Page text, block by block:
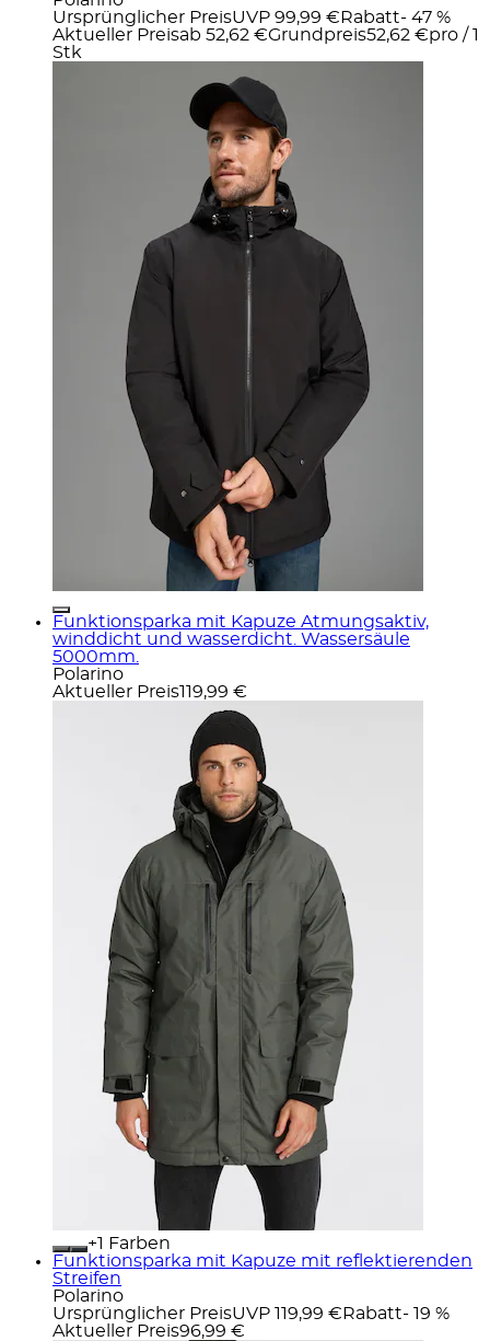
Ursprünglicher PreisUVP 99,99 € Rabatt- 47 %
Aktueller Preisab 52,62 €Grundpreis52,62 €pro / 1
Stk
Funktionsparka mit Kapuze Atmungsaktiv,
winddicht und wasserdicht. Wassersäule
5000mm.
Polarino
Aktueller Preis119,99 €
+
Farben
Funktionsparka mit Kapuze mit reflektierenden
Streifen
Polarino
Ursprünglicher PreisUVP 119,99 € Rabatt- 19 %
Aktueller Preis96,99 €